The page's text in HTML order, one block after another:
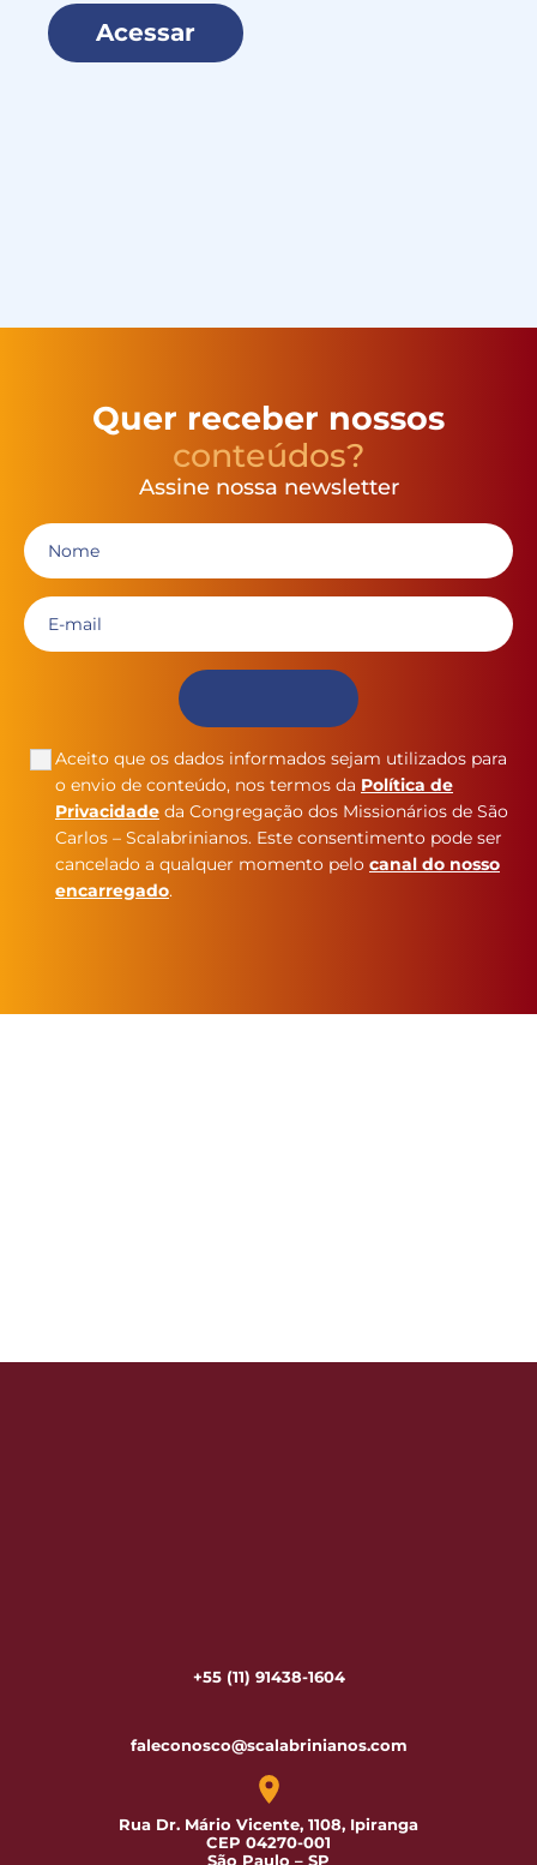
Acessar
Quer receber nossos
conteúdos?
Assine nossa newsletter
Aceito que os dados informados sejam utilizados para
o envio de conteúdo, nos termos da Política de
Privacidade da Congregação dos Missionários de São
Carlos – Scalabrinianos. Este consentimento pode ser
cancelado a qualquer momento pelo canal do nosso
encarregado.
+55 (11) 91438-1604
faleconosco@scalabrinianos.com
Rua Dr. Mário Vicente, 1108, Ipiranga
CEP 04270-001
São Paulo – SP